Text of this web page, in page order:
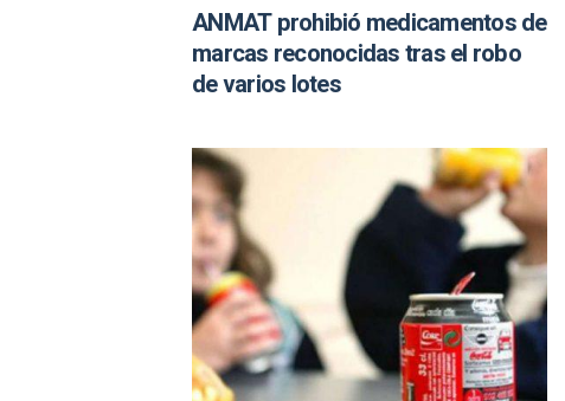
ANMAT prohibió medicamentos de
marcas reconocidas tras el robo
de varios lotes